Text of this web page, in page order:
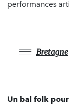
performances
Bretagne
Un bal folk pour